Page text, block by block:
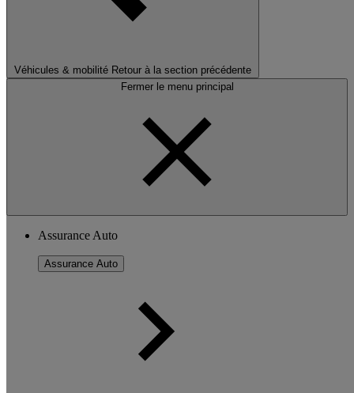
Véhicules & mobilité Retour à la section précédente
Fermer le menu principal
Assurance Auto
Assurance Auto